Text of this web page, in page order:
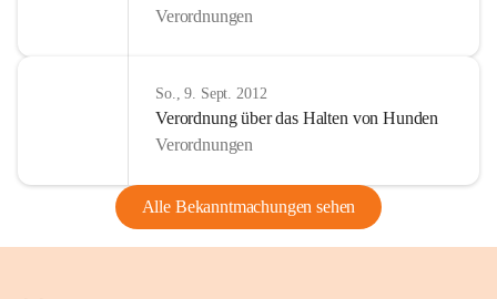
Verordnungen
So., 9. Sept. 2012
Verordnung über das Halten von Hunden
Verordnungen
Alle Bekanntmachungen sehen